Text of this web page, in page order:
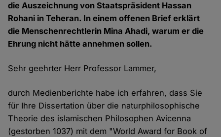
die Auszeichnung von Staatspräsident Hassan
Rohani in Teheran. In einem offenen Brief erklärt
die Menschenrechtlerin Mina Ahadi, warum er die
Ehrung nicht hätte annehmen sollen.
Sehr geehrter Herr Professor Lammer,
durch Medienberichte habe ich erfahren, dass Sie
für Ihre Dissertation über die naturphilosophische
Theorie des islamischen Philosophen Avicenna
(gestorben 1037) mit dem "World Award for Book of